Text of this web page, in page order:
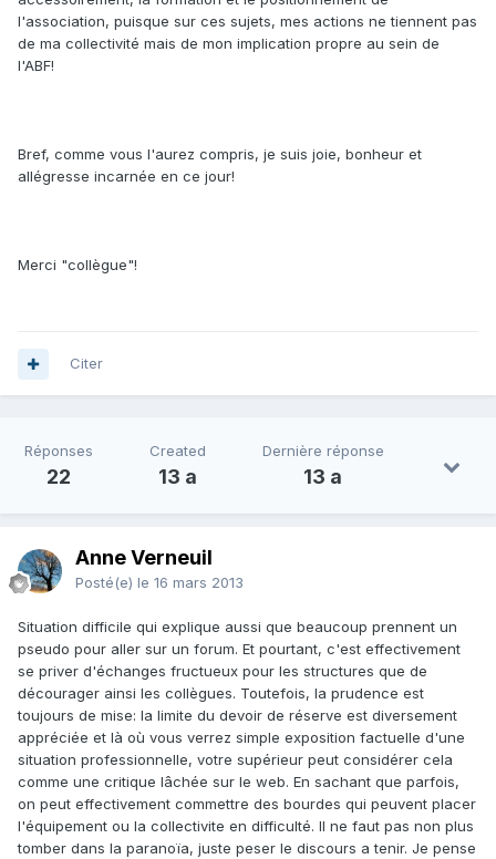
l'association, puisque sur ces sujets, mes actions ne tiennent pas
de ma collectivité mais de mon implication propre au sein de
l'ABF!
Bref, comme vous l'aurez compris, je suis joie, bonheur et
allégresse incarnée en ce jour!
Merci "collègue"!
Citer
Réponses
22
Created
13 a
Dernière réponse
13 a
Anne Verneuil
Posté(e) le 16 mars 2013
Situation difficile qui explique aussi que beaucoup prennent un
pseudo pour aller sur un forum. Et pourtant, c'est effectivement
se priver d'échanges fructueux pour les structures que de
décourager ainsi les collègues. Toutefois, la prudence est
toujours de mise: la limite du devoir de réserve est diversement
appréciée et là où vous verrez simple exposition factuelle d'une
situation professionnelle, votre supérieur peut considérer cela
comme une critique lâchée sur le web. En sachant que parfois,
on peut effectivement commettre des bourdes qui peuvent placer
l'équipement ou la collectivite en difficulté. Il ne faut pas non plus
tomber dans la paranoïa, juste peser le discours a tenir. Je pense